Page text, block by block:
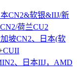
CN2&软银&IIJ/新
荷兰CU2
坡CN2、日本(软
、日本IIJ，AMD